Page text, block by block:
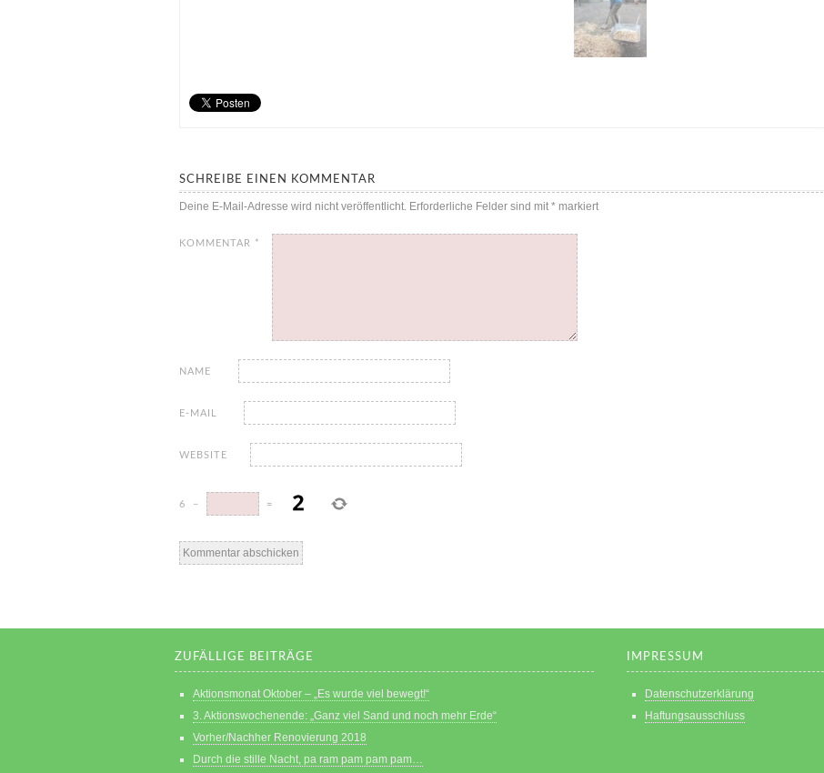
SCHREIBE EINEN KOMMENTAR
Deine E-Mail-Adresse wird nicht veröffentlicht. Erforderliche Felder sind mit * markiert
KOMMENTAR *
NAME
E-MAIL
WEBSITE
6 − =
ZUFÄLLIGE BEITRÄGE
Aktionsmonat Oktober – „Es wurde viel bewegt!“
3. Aktionswochenende: „Ganz viel Sand und noch mehr Erde“
Vorher/Nachher Renovierung 2018
Durch die stille Nacht, pa ram pam pam pam…
IMPRESSUM
Datenschutzerklärung
Haftungsausschluss